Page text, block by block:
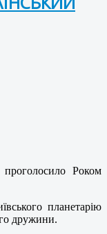
Роком
планетарію
дружини.